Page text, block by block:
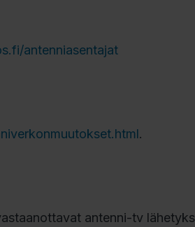
antenniasentajat
.
antenni-tv